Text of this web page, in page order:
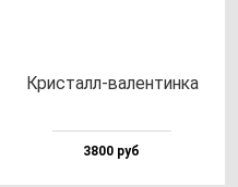
Крис­талл-ва­лен­тин­ка
3800 руб